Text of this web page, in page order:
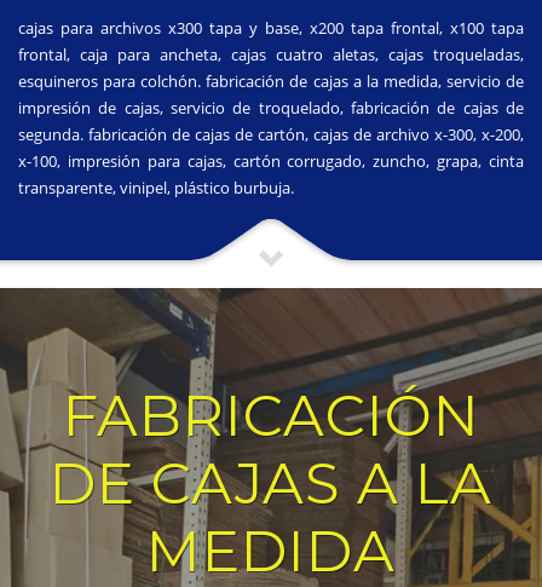
cajas para archivos x300 tapa y base, x200 tapa frontal, x100 tapa
frontal, caja para ancheta, cajas cuatro aletas, cajas troqueladas,
esquineros para colchón. fabricación de cajas a la medida, servicio de
impresión de cajas, servicio de troquelado, fabricación de cajas de
segunda. fabricación de cajas de cartón, cajas de archivo x-300, x-200,
x-100, impresión para cajas, cartón corrugado, zuncho, grapa, cinta
transparente, vinipel, plástico burbuja.
FABRICACIÓN
DE CAJAS A LA
MEDIDA